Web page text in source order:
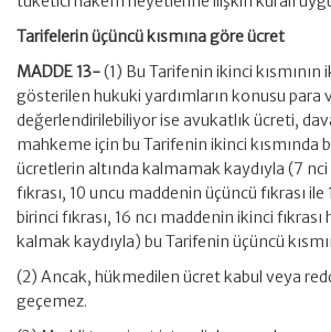
Tarifelerin üçüncü kısmına göre ücret
MADDE 13-(1) Bu Tarifenin ikinci
gösterilen hukuki yardımların konusu para
değerlendirilebiliyor ise avukatlık ücreti,
mahkeme için bu Tarifenin ikinci kısmında
ücretlerin altında kalmamak kaydıyla (7
fıkrası, 10 uncu maddenin üçüncü fıkrası
birinci fıkrası, 16 ncı maddenin ikinci fıkrası
kalmak kaydıyla) bu Tarifenin üçüncü
(2) Ancak, hükmedilen ücret kabul veya
geçemez.